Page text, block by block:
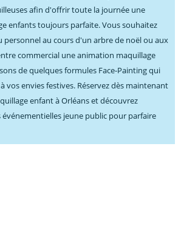
afin d'offrir toute la journée une
enfants toujours parfaite. Vous souhaitez
au cours d'un arbre de noël ou aux
commercial une animation maquillage
de quelques formules Face-Painting qui
vos envies festives. Réservez dès maintenant
enfant à Orléans et découvrez
jeune public pour parfaire